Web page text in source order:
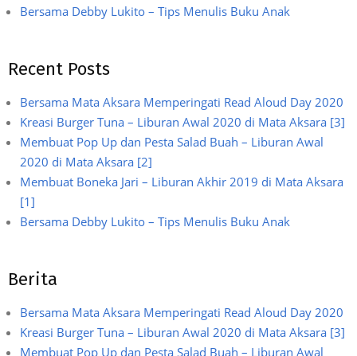
Bersama Debby Lukito – Tips Menulis Buku Anak
Recent Posts
Bersama Mata Aksara Memperingati Read Aloud Day 2020
Kreasi Burger Tuna – Liburan Awal 2020 di Mata Aksara [3]
Membuat Pop Up dan Pesta Salad Buah – Liburan Awal
2020 di Mata Aksara [2]
Membuat Boneka Jari – Liburan Akhir 2019 di Mata Aksara
[1]
Bersama Debby Lukito – Tips Menulis Buku Anak
Berita
Bersama Mata Aksara Memperingati Read Aloud Day 2020
Kreasi Burger Tuna – Liburan Awal 2020 di Mata Aksara [3]
Membuat Pop Up dan Pesta Salad Buah – Liburan Awal